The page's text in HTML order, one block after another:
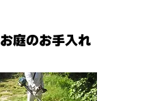
お庭のお手入れ